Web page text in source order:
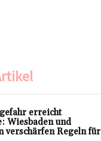
erreicht
Wiesbaden und
verschärfen Regeln für